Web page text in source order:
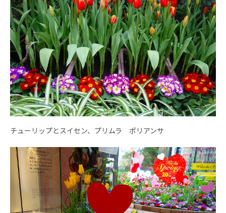
チューリップとスイセン、プリムラ ポリアンサ